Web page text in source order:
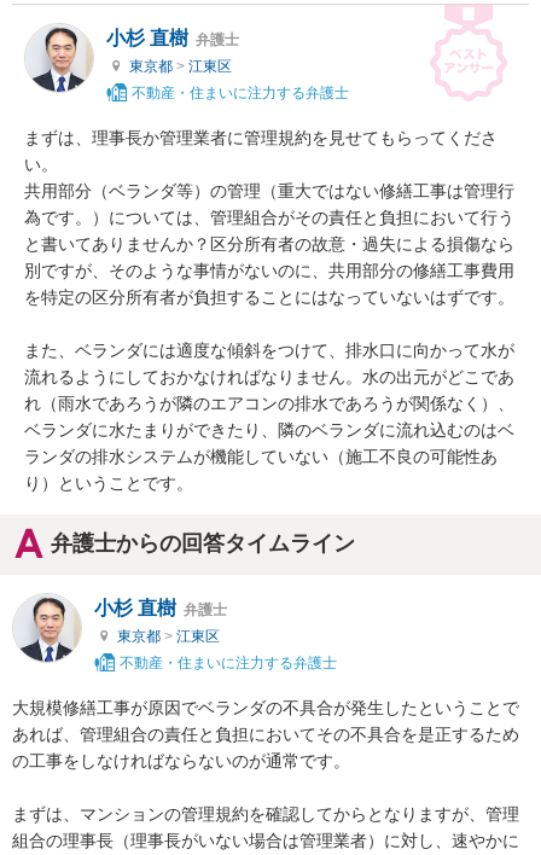
小杉 直樹 弁護士
東京都 > 江東区
不動産・住まいに注力する弁護士
まずは、理事長か管理業者に管理規約を見せてもらってくださ
い。
共用部分（ベランダ等）の管理（重大ではない修繕工事は管理行
為です。）については、管理組合がその責任と負担において行う
と書いてありませんか？区分所有者の故意・過失による損傷なら
別ですが、そのような事情がないのに、共用部分の修繕工事費用
を特定の区分所有者が負担することにはなっていないはずです。
また、ベランダには適度な傾斜をつけて、排水口に向かって水が
流れるようにしておかなければなりません。水の出元がどこであ
れ（雨水であろうが隣のエアコンの排水であろうが関係なく）、
ベランダに水たまりができたり、隣のベランダに流れ込むのはベ
ランダの排水システムが機能していない（施工不良の可能性あ
り）ということです。
弁護士からの回答タイムライン
小杉 直樹 弁護士
東京都 > 江東区
不動産・住まいに注力する弁護士
大規模修繕工事が原因でベランダの不具合が発生したということで
あれば、管理組合の責任と負担においてその不具合を是正するため
の工事をしなければならないのが通常です。
まずは、マンションの管理規約を確認してからとなりますが、管理
組合の理事長（理事長がいない場合は管理業者）に対し、速やかに